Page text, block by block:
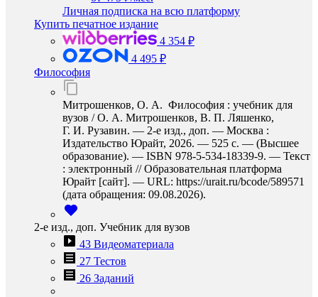
Личная подписка на всю платформу
Купить печатное издание
4 354 ₽
4 495 ₽
Философия
Митрошенков, О. А. Философия : учебник для
вузов / О. А. Митрошенков, В. П. Ляшенко,
Г. И. Рузавин. — 2-е изд., доп. — Москва :
Издательство Юрайт, 2026. — 525 с. — (Высшее
образование). — ISBN 978-5-534-18339-9. — Текст
: электронный // Образовательная платформа
Юрайт [сайт]. — URL: https://urait.ru/bcode/589571
(дата обращения: 09.08.2026).
2-е изд., доп. Учебник для вузов
43 Видеоматериала
27 Тестов
26 Заданий